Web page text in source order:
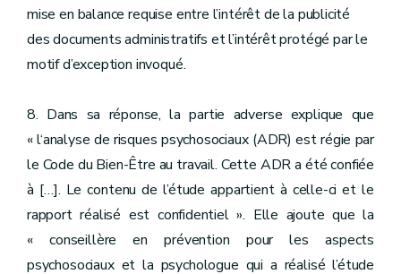
mise en balance requise entre l’intérêt de la publicité
des documents administratifs et l’intérêt protégé par le
motif d’exception invoqué.
8. Dans sa réponse, la partie adverse explique que
« l‘analyse de risques psychosociaux (ADR) est régie par
le Code du Bien-Être au travail. Cette ADR a été confiée
à […]. Le contenu de l’étude appartient à celle-ci et le
rapport réalisé est confidentiel ». Elle ajoute que la
« conseillère en prévention pour les aspects
psychosociaux et la psychologue qui a réalisé l’étude